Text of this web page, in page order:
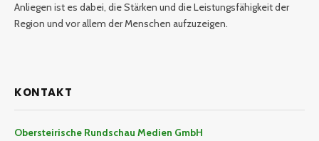
Anliegen ist es dabei, die Stärken und die Leistungsfähigkeit der
Region und vor allem der Menschen aufzuzeigen.
KONTAKT
Obersteirische Rundschau Medien GmbH